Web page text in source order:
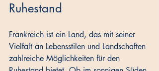
Ruhestand
Frankreich ist ein Land, das mit seiner
Vielfalt an Lebensstilen und Landschaften
zahlreiche Möglichkeiten für den